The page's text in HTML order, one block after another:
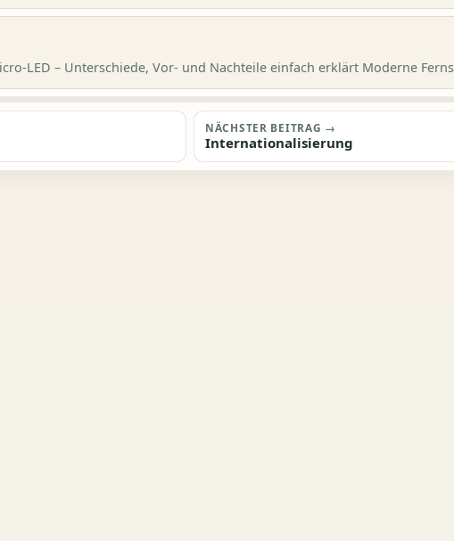
LED – Unterschiede, Vor- und Nachteile einfach erklärt Moderne
NÄCHSTER BEITRAG →
Internationalisierung